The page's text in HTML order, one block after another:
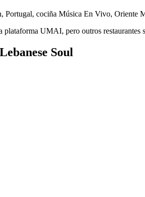
Portugal, cociña Música En Vivo, Oriente
UMAI, pero outros
Soul